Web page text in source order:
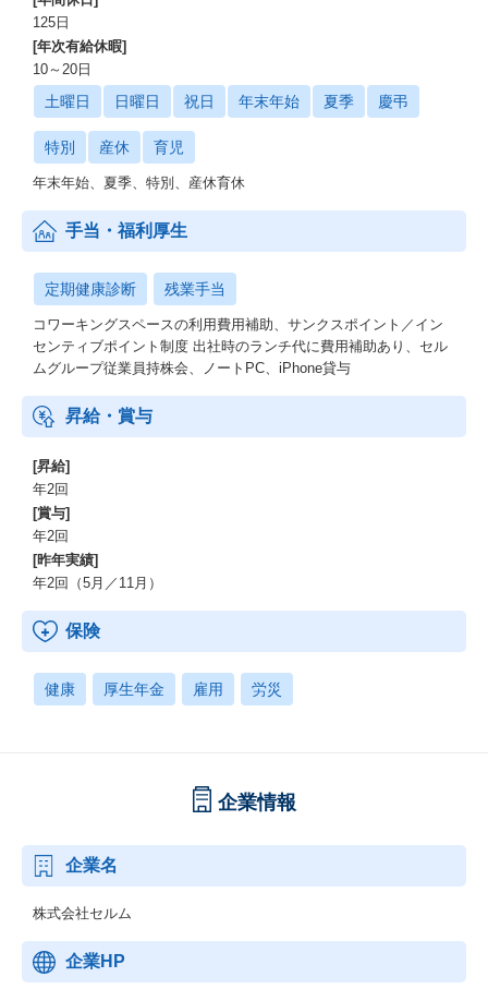
125日
[年次有給休暇]
10～20日
土曜日 日曜日 祝日 年末年始 夏季 慶弔
特別 産休 育児
年末年始、夏季、特別、産休育休
手当・福利厚生
定期健康診断 残業手当
コワーキングスペースの利用費用補助、サンクスポイント／イン
センティブポイント制度 出社時のランチ代に費用補助あり、セル
ムグループ従業員持株会、ノートPC、iPhone貸与
昇給・賞与
[昇給]
年2回
[賞与]
年2回
[昨年実績]
年2回（5月／11月）
保険
健康 厚生年金 雇用 労災
企業情報
企業名
株式会社セルム
企業HP